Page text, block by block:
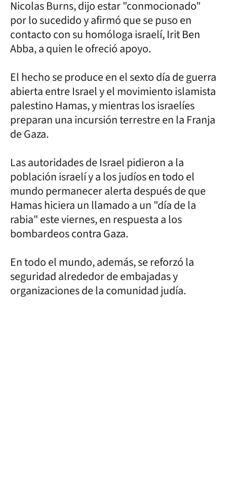
Nicolas Burns, dijo estar "conmocionado"
por lo sucedido y afirmó que se puso en
contacto con su homóloga israelí, Irit Ben
Abba, a quien le ofreció apoyo.
El hecho se produce en el sexto día de guerra
abierta entre Israel y el movimiento islamista
palestino Hamas, y mientras los israelíes
preparan una incursión terrestre en la Franja
de Gaza.
Las autoridades de Israel pidieron a la
población israelí y a los judíos en todo el
mundo permanecer alerta después de que
Hamas hiciera un llamado a un "día de la
rabia" este viernes, en respuesta a los
bombardeos contra Gaza.
En todo el mundo, además, se reforzó la
seguridad alrededor de embajadas y
organizaciones de la comunidad judía.